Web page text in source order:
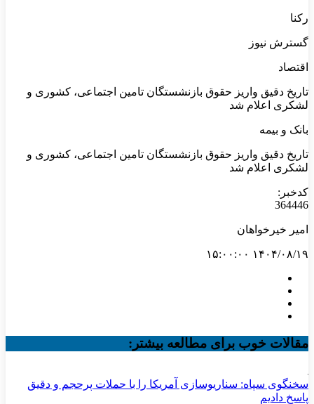
رکنا
گسترش نیوز
اقتصاد
تاریخ دقیق واریز حقوق بازنشستگان تامین اجتماعی، کشوری و
لشکری اعلام شد
بانک و بیمه
تاریخ دقیق واریز حقوق بازنشستگان تامین اجتماعی، کشوری و
لشکری اعلام شد
کدخبر:
364446
امیر خیرخواهان
۱۴۰۴/۰۸/۱۹ ۱۵:۰۰:۰۰
مقالات خوب برای مطالعه بیشتر:
سخنگوی سپاه: سناریوسازی آمریکا را با حملات پرحجم‌‌ و دقیق‌
پاسخ دادیم